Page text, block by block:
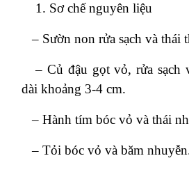
Sơ chế nguyên liệu
– Sườn non rửa sạch và thái
– Củ đậu gọt vỏ, rửa sạch
dài khoảng 3-4 cm.
– Hành tím bóc vỏ và thái
– Tỏi bóc vỏ và băm